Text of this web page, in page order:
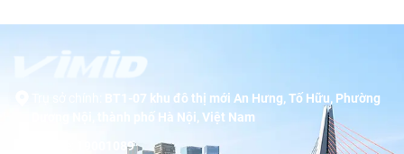
BT1-07 khu đô thị mới An Hưng, Tố Hữu, Phường
Dương Nội, thành phố Hà Nội, Việt Nam
19001089